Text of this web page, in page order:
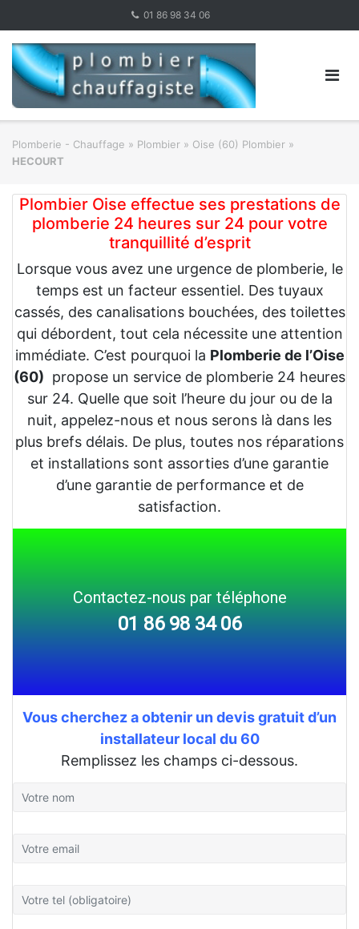
content
01 86 98 34 06
Plomberie - Chauffage » Plombier » Oise (60) Plombier »
HECOURT
Plombier Oise effectue ses prestations de
plomberie 24 heures sur 24 pour votre
tranquillité d’esprit
Lorsque vous avez une urgence de plomberie, le
temps est un facteur essentiel. Des tuyaux
cassés, des canalisations bouchées, des toilettes
qui débordent, tout cela nécessite une attention
immédiate. C’est pourquoi la Plomberie de l’Oise
(60) propose un service de plomberie 24 heures
sur 24. Quelle que soit l’heure du jour ou de la
nuit, appelez-nous et nous serons là dans les
plus brefs délais. De plus, toutes nos réparations
et installations sont assorties d’une garantie
d’une garantie de performance et de
satisfaction.
Contactez-nous par téléphone
01 86 98 34 06
Vous cherchez a obtenir un devis gratuit d’un
installateur local du 60
Remplissez les champs ci-dessous.